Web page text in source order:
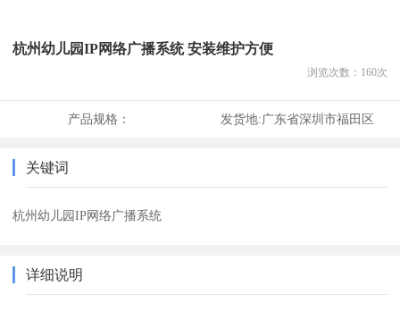
杭州幼儿园IP网络广播系统 安装维护方便
浏览次数： 160次
产品规格： 发货地:广东省深圳市福田区
关键词
杭州幼儿园IP网络广播系统
详细说明